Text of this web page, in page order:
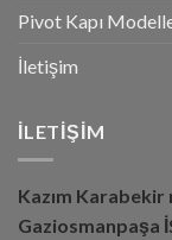
Pivot Kapı
İletişim
İLETIŞIM
Kazım
Gaziosmanpaşa